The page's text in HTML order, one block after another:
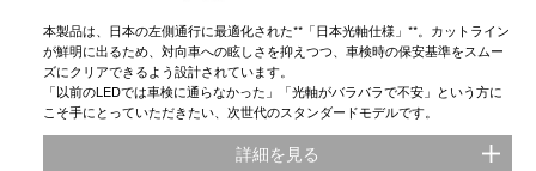
本製品は、日本の左側通行に最適化された**「日本光軸仕様」**。カットライン
が鮮明に出るため、対向車への眩しさを抑えつつ、車検時の保安基準をスムー
ズにクリアできるよう設計されています。
「以前のLEDでは車検に通らなかった」「光軸がバラバラで不安」という方に
こそ手にとっていただきたい、次世代のスタンダードモデルです。
詳細を見る